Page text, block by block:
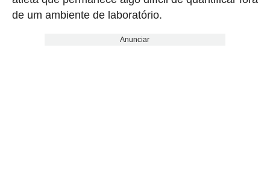
de um ambiente de laboratório.
Anunciar